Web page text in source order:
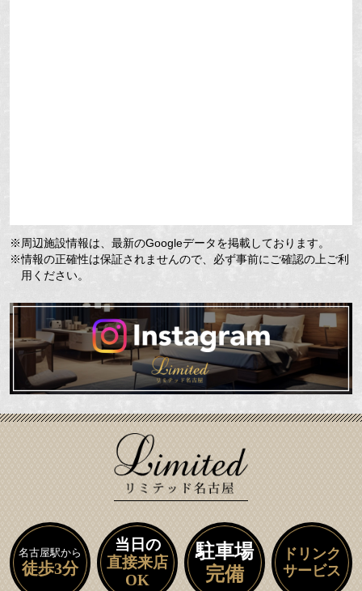
※周辺施設情報は、最新のGoogleデータを掲載しております。
※情報の正確性は保証されませんので、必ず事前にご確認の上ご利
用ください。
名古屋駅から
徒歩3分
当日の
直接来店
OK
駐車場
完備
ドリンク
サービス